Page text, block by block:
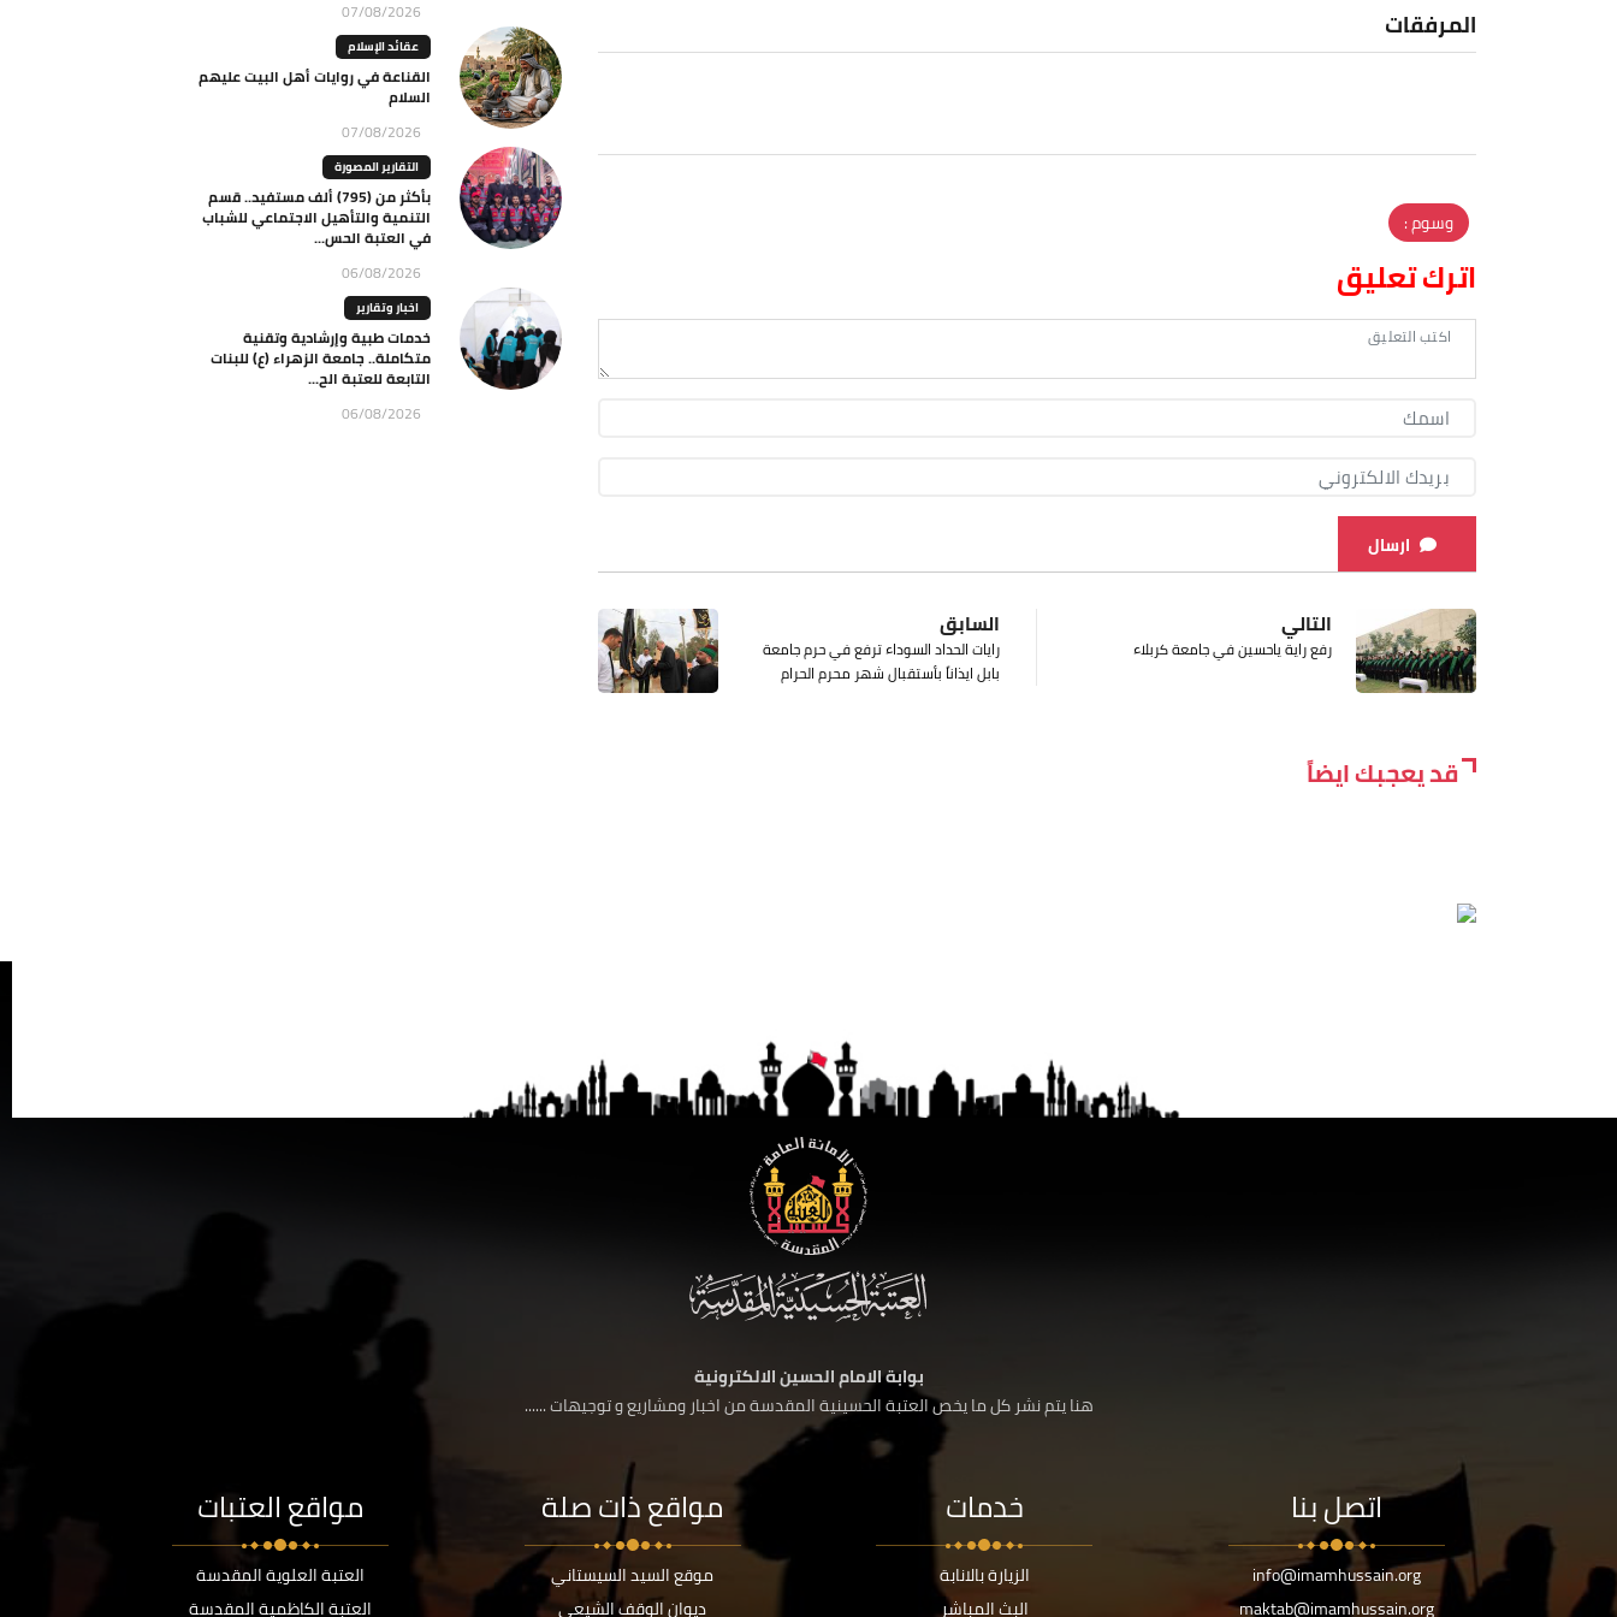
المرفقات
وسوم :
اترك تعليق
ارسال
السابق
رايات الحداد السوداء ترفع في حرم جامعة
بابل ايذاناً بأستقبال شهر محرم الحرام
التالي
رفع راية ياحسين في جامعة كربلاء
قد يعجبك ايضاً
07/08/2026
عقائد الإسلام
القناعة في روايات أهل البيت عليهم
السلام
07/08/2026
التقارير المصورة
بأكثر من (795) ألف مستفيد.. قسم
التنمية والتأهيل الاجتماعي للشباب
في العتبة الحس...
06/08/2026
اخبار وتقارير
خدمات طبية وإرشادية وتقنية
متكاملة.. جامعة الزهراء (ع) للبنات
التابعة للعتبة الح...
06/08/2026
بوابة الامام الحسين الالكترونية
هنا يتم نشر كل ما يخص العتبة الحسينية المقدسة من اخبار ومشاريع و توجيهات ......
اتصل بنا
info@imamhussain.org
maktab@imamhussain.org
خدمات
الزيارة بالانابة
البث المباشر
مواقع ذات صلة
موقع السيد السيستاني
ديوان الوقف الشيعي
مواقع العتبات
العتبة العلوية المقدسة
العتبة الكاظمية المقدسة